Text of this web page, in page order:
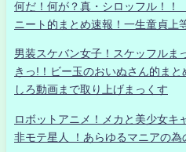
何だ！何が？真・シロッフル
ニート的まとめ速報！一生童貞上
男装スケバン女子！スケッフルま
きっ!！ビー玉のおいぬさん的ま
しろ動画まで取り上げまっくす
ロボットアニメ！メカと美少女キ
非モテ星人 ！あらゆるマニアの為